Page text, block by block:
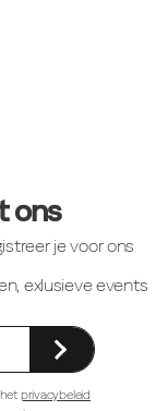
ons
je voor ons
exlusieve events
privacybeleid